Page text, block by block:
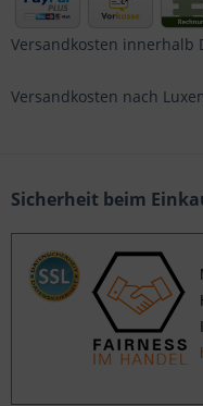
Versandkosten innerhalb
Versandkosten nach
Sicherheit beim